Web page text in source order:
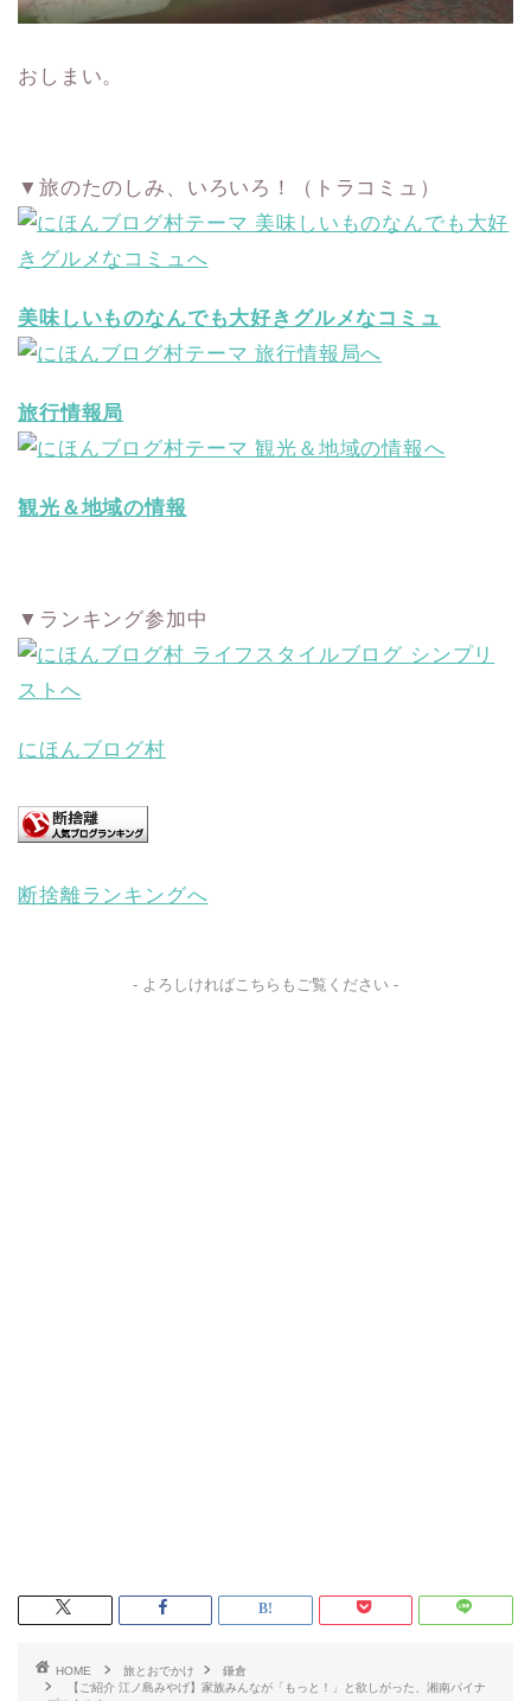
おしまい。
▼旅のたのしみ、いろいろ！（トラコミュ）
美味しいものなんでも大好きグルメなコミュ
旅行情報局
観光＆地域の情報
▼ランキング参加中
にほんブログ村
断捨離ランキングへ
- よろしければこちらもご覧ください -
HOME 旅とおでかけ
鎌倉
【ご紹介 江ノ島みやげ】家族みんなが「もっと！」と欲しがった、湘南パイナ